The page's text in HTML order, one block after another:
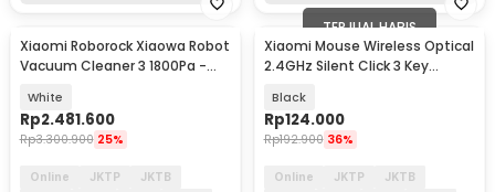
Akan Datang
Xiaomi Roborock Xiaowa Robot
Vacuum Cleaner 3 1800Pa -
White
Rp2.481.600
Rp3.300.900 25%
Online JKTP
JKTB
TERJUAL HABIS
Xiaomi Mouse Wireless Optical
2.4GHz Silent Click 3 Key
Black
Rp124.000
Rp192.900 36%
Online JKTP
JKTB